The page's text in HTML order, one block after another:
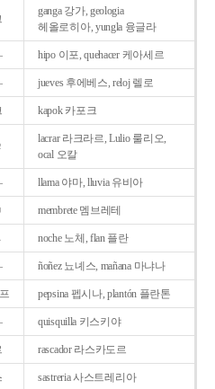
ganga 강가, geologia
헤올로히아, yungla 융글라
hipo 이포, quehacer 케아세르
jueves 후에베스, reloj 렐로
kapok 카포크
lacrar 라크라르, Lulio 룰리오,
ocal 오칼
llama 야마, lluvia 유비아
membrete 멤브레테
noche 노체, flan 플란
ñoñez 뇨녜스, mañana 마냐나
pepsina 펩시나, plantón 플란톤
quisquilla 키스키야
rascador 라스카도르
sastreria 사스트레리아